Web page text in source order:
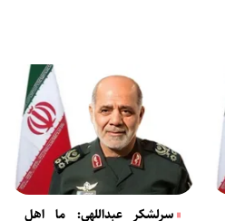
سرلشکر عبداللهی: ما اهل